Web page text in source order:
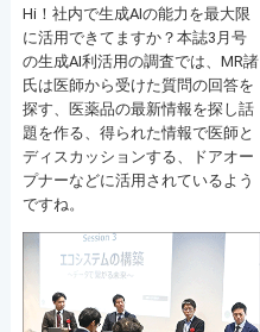
Hi！社内で生成AIの能力を最大限
に活用できてますか？本誌3月号
の生成AI利活用の調査では、MR諸
氏は医師から受けた質問の回答を
探す、医薬品の最新情報を探し話
題を作る、得られた情報で医師と
ディスカッションする、ドアオー
プナーなどに活用されているよう
ですね。